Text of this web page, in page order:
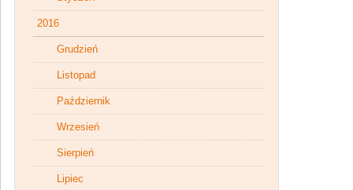
2016
Grudzień
Listopad
Październik
Wrzesień
Sierpień
Lipiec